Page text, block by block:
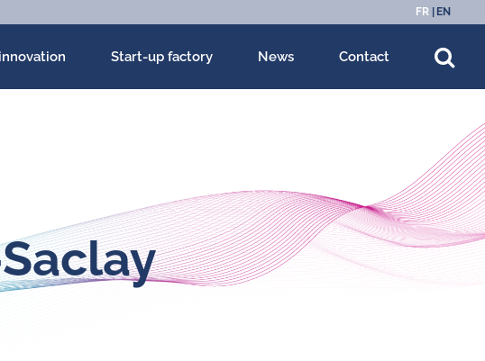
FR EN
Start-up factory News Contact